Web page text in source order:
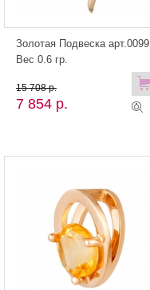
Золотая Подвеска арт.0099
Вес 0.6 гр.
7 854 р.
15 708 р.